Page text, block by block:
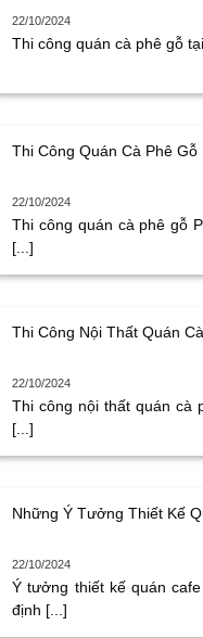
22/10/2024
Thi công quán cà phê gỗ
Thi Công Quán Cà Phê
22/10/2024
Thi công quán cà phê gỗ
[...]
Thi Công Nội Thất Quán
22/10/2024
Thi công nội thất quán cà
[...]
Những Ý Tưởng Thiết Kế
22/10/2024
Ý tưởng thiết kế quán
định [...]